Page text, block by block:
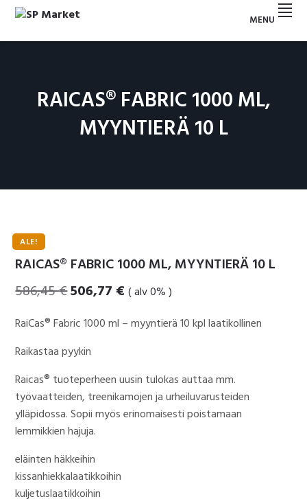
Hyppää
valikkoon
Hyppää
Hyppää
sivupalkkiin
Hyppää
SP
MENU
RAICAS® FABRIC 1000 ML,
MYYNTIERÄ 10 L
ALE!
RAICAS® FABRIC 1000 ML, MYYNTIERÄ 10 L
586,45€Alkuperäinen
oli:
586,45 €.
506,77 €Nykyinen
on:
( alv 0% )
RaiCas® Fabric 1000 ml – myyntierä 10 kpl laatikollinen
Raikastaa pyykin
Raicas® tuoteperheen uusin tulokas auttaa mm.
työvaatteiden, treenikamojen ja urheiluvarusteiden
ylläpidossa. Sopii myös erinomaisesti poistamaan
lemmikkien hajuja.
eläinten häkkeihin
kissanhiekkalaatikkoihin
kuljetuslaatikkoihin